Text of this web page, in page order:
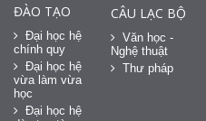
ĐÀO TẠO
Đại học hệ
chính quy
Đại học hệ
vừa làm vừa
học
Đại học hệ
CÂU LẠC BỘ
Văn học -
Nghệ thuật
Thư pháp